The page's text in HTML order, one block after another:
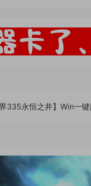
335永恒之井】Win一